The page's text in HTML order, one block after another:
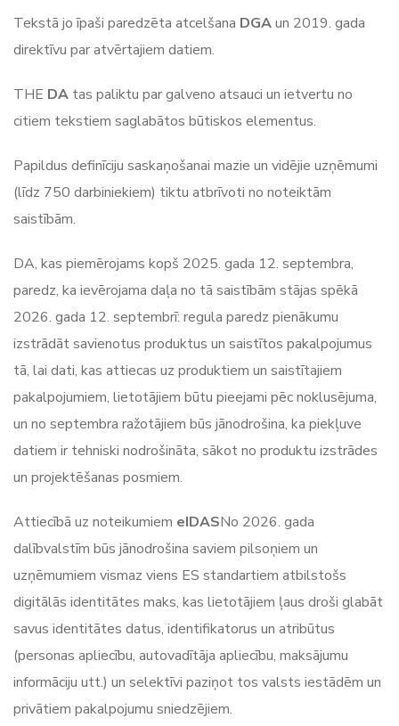
Tekstā jo īpaši paredzēta atcelšana DGAun 2019. gada
direktīvu par atvērtajiem datiem.
THE DA tas paliktu par galveno atsauci un ietvertu no
citiem tekstiem saglabātos būtiskos elementus.
Papildus definīciju saskaņošanai mazie un vidējie uzņēmumi
(līdz 750 darbiniekiem) tiktu atbrīvoti no noteiktām
saistībām.
DA, kas piemērojams kopš 2025. gada 12. septembra,
paredz, ka ievērojama daļa no tā saistībām stājas spēkā
2026. gada 12. septembrī: regula paredz pienākumu
izstrādāt savienotus produktus un saistītos pakalpojumus
tā, lai dati, kas attiecas uz produktiem un saistītajiem
pakalpojumiem, lietotājiem būtu pieejami pēc noklusējuma,
un no septembra ražotājiem būs jānodrošina, ka piekļuve
datiem ir tehniski nodrošināta, sākot no produktu izstrādes
un projektēšanas posmiem.
Attiecībā uz noteikumiem eIDASNo 2026. gada
dalībvalstīm būs jānodrošina saviem pilsoņiem un
uzņēmumiem vismaz viens ES standartiem atbilstošs
digitālās identitātes maks, kas lietotājiem ļaus droši glabāt
savus identitātes datus, identifikatorus un atribūtus
(personas apliecību, autovadītāja apliecību, maksājumu
informāciju utt.) un selektīvi paziņot tos valsts iestādēm un
privātiem pakalpojumu sniedzējiem.